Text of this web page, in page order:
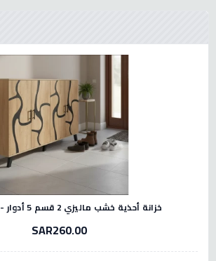
خزانة أحذية خشب ماليزي 2 قسم 5 أدوار - بيج واسود
SAR260.00